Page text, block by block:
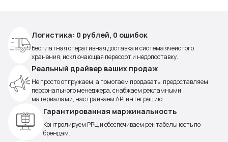
Логистика: 0 рублей, 0 ошибок
Бесплатная оперативная доставка и система ячеистого
хранения, исключающая пересорт и недопоставку.
Реальный драйвер ваших продаж
Не просто отгружаем, а помогаем продавать: предоставляем
персонального менеджера, снабжаем рекламными
материалами, настраиваем API интеграцию.
Гарантированная маржинальность
Контролируем РРЦ и обеспечиваем рентабельность по
брендам.